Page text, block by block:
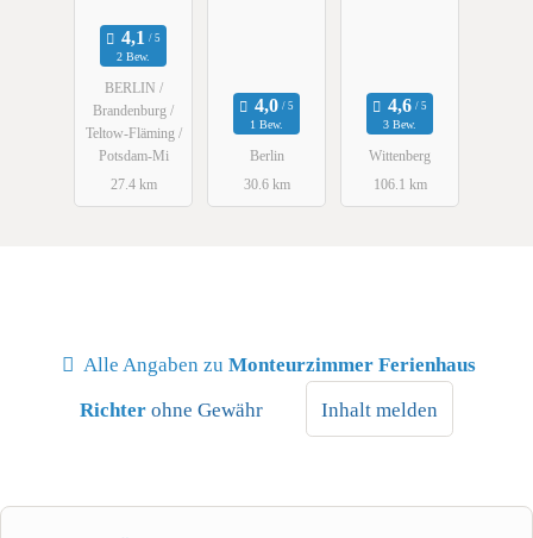
2 Bew.
BERLIN /
Brandenburg /
Teltow-Fläming /
Potsdam-Mi
27.4 km
1 Bew.
Berlin
30.6 km
3 Bew.
Wittenberg
106.1 km
Alle Angaben zu Monteurzimmer Ferienhaus
Richter ohne Gewähr Inhalt melden